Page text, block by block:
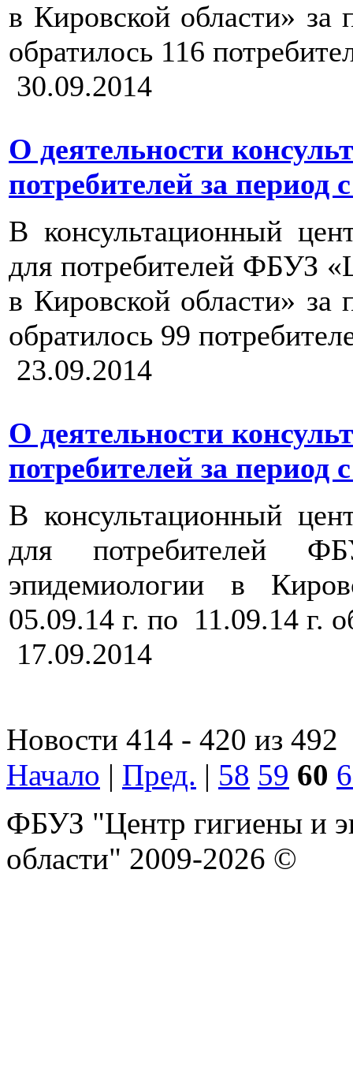
в Кировской области» за
обратилось 116
30.09.2014
О деятельности
потребителей за период
В консультационный
для потребителей ФБУЗ
в Кировской области» за
обратилось 99
23.09.2014
О деятельности
потребителей за период
В консультационный
для потребителей
эпидемиологии в
05.09.14 г. по 11.09.14 г.
17.09.2014
Новости 414 - 420 из 492
Начало | Пред. | 58 59 60
ФБУЗ "Центр гигиены и
области" 2009-2026 ©